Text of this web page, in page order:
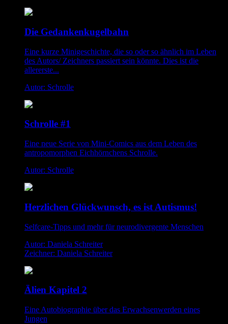
Die Gedankenkugelbahn
Eine kurze Minigeschichte, die so oder so ähnlich im Leben
des Autors/ Zeichners passiert sein könnte. Dies ist die
allererste...
Autor: Schrolle
Schrolle #1
Eine neue Serie von Mini-Comics aus dem Leben des
antropomorphen Eichhörnchens Schrolle.
Autor: Schrolle
Herzlichen Glückwunsch, es ist Autismus!
Selfcare-Tipps und mehr für neurodivergente Menschen
Autor: Daniela Schreiter
Zeichner: Daniela Schreiter
Älien Kapitel 2
Eine Autobiographie über das Erwachsenwerden eines
Jungen